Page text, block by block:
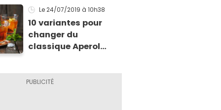
sauver pour l’apéritif
de Noël
Le 24/07/2019 à 10h38
10 variantes pour
changer du
classique Aperol